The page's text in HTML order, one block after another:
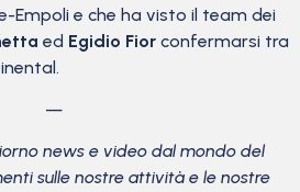
Empoli e che ha visto il team dei
ed Egidio Fior confermarsi tra
—
news e video dal mondo del
sulle nostre attività e le nostre